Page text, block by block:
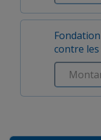
contre